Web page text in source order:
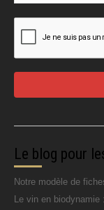
Le blog pour
Notre modèle de
Le vin en